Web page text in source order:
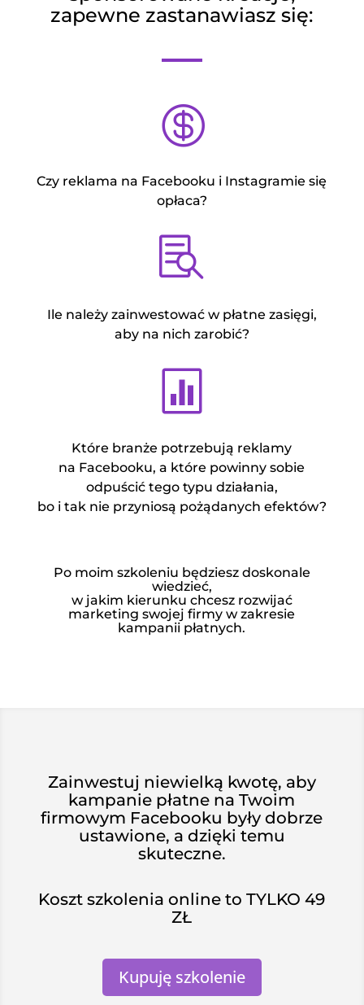
zapewne zastanawiasz się:

Czy reklama na Facebooku i Instagramie się
opłaca?

Ile należy zainwestować w płatne zasięgi,
aby na nich zarobić?

Które branże potrzebują reklamy
na Facebooku, a które powinny sobie
odpuścić tego typu działania,
bo i tak nie przyniosą pożądanych efektów?
Po moim szkoleniu będziesz doskonale
wiedzieć,
w jakim kierunku chcesz rozwijać
marketing swojej firmy w zakresie
kampanii płatnych.
Zainwestuj niewielką kwotę, aby
kampanie płatne na Twoim
firmowym Facebooku były dobrze
ustawione, a dzięki temu
skuteczne.
Koszt szkolenia online to TYLKO 49
ZŁ
Kupuję szkolenie